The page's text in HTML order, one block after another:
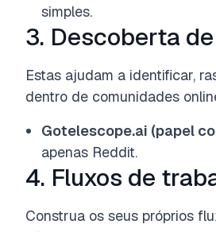
simples.
3. Descoberta
Estas ajudam a identificar,
dentro de comunidades
Gotelescope.ai (papel
apenas Reddit.
4. Fluxos de
Construa os seus próprios